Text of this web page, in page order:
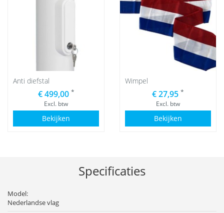
Anti diefstal
€ 499,00 *
Excl. btw
Bekijken
Wimpel
€ 27,95 *
Excl. btw
Bekijken
Specificaties
Model:
Nederlandse vlag